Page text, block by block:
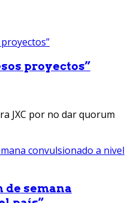
proyectos”
JXC por no dar quorum
de semana